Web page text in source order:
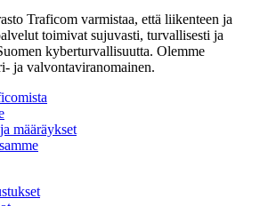
Traficom varmistaa, että liikenteen ja
toimivat sujuvasti, turvallisesti ja
kyberturvallisuutta. Olemme
ja valvontaviranomainen.
määräykset